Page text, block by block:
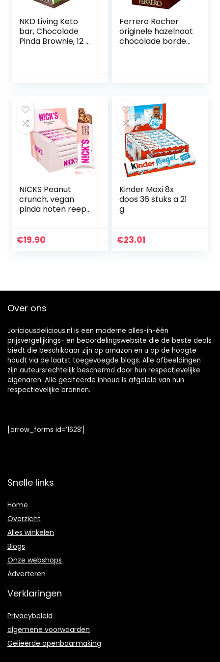
NKD Living Keto
bar, Chocolade
Pinda Brownie, 12 x
Ferrero Rocher
originele hazelnoot
chocolade borden
NICKS Peanut
crunch, vegan
pinda noten reep
toegevoegde
€19.90
Kinder Maxi 8x
doos 36 stuks a 21
g
€23.01
Over ons
Joriciousdelicious.nl is een moderne alles-in-één
prijsvergelijkings- en beoordelingswebsite die de beste deals
biedt die beschikbaar zijn op amazon en u op de hoogte
houdt via de laatst toegevoegde blogs. Alle afbeeldingen
zijn auteursrechtelijk beschermd door hun respectievelijke
eigenaren. Alle geciteerde inhoud is afgeleid van hun
respectievelijke bronnen.
[arrow_forms id=’1628′]
Snelle links
Home
Overzicht
Alles winkelen
Blogs
Onze webshops
Adverteren
Verklaringen
Privacybeleid
algemene voorwaarden
Gelieerde openbaarmaking